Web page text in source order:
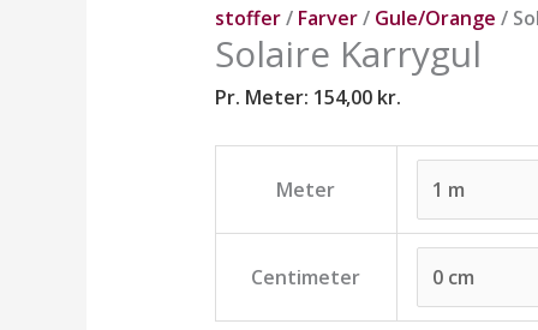
stoffer/ Farver/ Gule/Orange /
Solaire Karrygul
Pr. Meter: 154,00 kr.
Meter
Centimeter